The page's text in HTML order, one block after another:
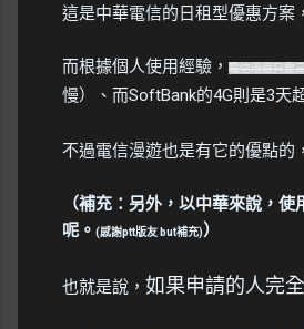
這是中華電信的日租型優惠方案
而根據個人使用經驗， 電信漫遊只要
慢）、而SoftBank的4G則是3天
不過電信漫遊也是有它的優點的
（補充：另外，以中華來說，
呢。 (感謝ptt版友 but補充)）
也就是說， 如果申請的人完